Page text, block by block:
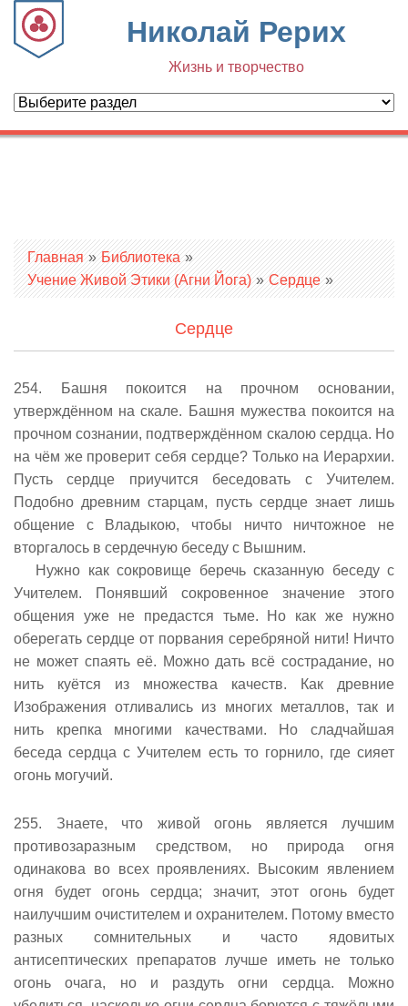
Николай Рерих
Жизнь и творчество
Вы здесь
Главная » Библиотека »
Учение Живой Этики (Агни Йога) » Сердце »
Сердце
254. Башня покоится на прочном основании,
утверждённом на скале. Башня мужества покоится на
прочном сознании, подтверждённом скалою сердца. Но
на чём же проверит себя сердце? Только на Иерархии.
Пусть сердце приучится беседовать с Учителем.
Подобно древним старцам, пусть сердце знает лишь
общение с Владыкою, чтобы ничто ничтожное не
вторгалось в сердечную беседу с Вышним.
Нужно как сокровище беречь сказанную беседу с
Учителем. Понявший сокровенное значение этого
общения уже не предастся тьме. Но как же нужно
оберегать сердце от порвания серебряной нити! Ничто
не может спаять её. Можно дать всё сострадание, но
нить куётся из множества качеств. Как древние
Изображения отливались из многих металлов, так и
нить крепка многими качествами. Но сладчайшая
беседа сердца с Учителем есть то горнило, где сияет
огонь могучий.
255. Знаете, что живой огонь является лучшим
противозаразным средством, но природа огня
одинакова во всех проявлениях. Высоким явлением
огня будет огонь сердца; значит, этот огонь будет
наилучшим очистителем и охранителем. Потому вместо
разных сомнительных и часто ядовитых
антисептических препаратов лучше иметь не только
огонь очага, но и раздуть огни сердца. Можно